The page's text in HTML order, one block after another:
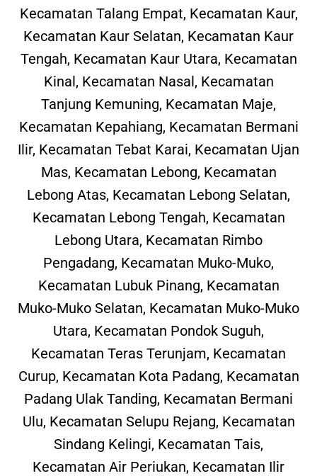
Kecamatan Talang Empat, Kecamatan Kaur,
Kecamatan Kaur Selatan, Kecamatan Kaur
Tengah, Kecamatan Kaur Utara, Kecamatan
Kinal, Kecamatan Nasal, Kecamatan
Tanjung Kemuning, Kecamatan Maje,
Kecamatan Kepahiang, Kecamatan Bermani
Ilir, Kecamatan Tebat Karai, Kecamatan Ujan
Mas, Kecamatan Lebong, Kecamatan
Lebong Atas, Kecamatan Lebong Selatan,
Kecamatan Lebong Tengah, Kecamatan
Lebong Utara, Kecamatan Rimbo
Pengadang, Kecamatan Muko-Muko,
Kecamatan Lubuk Pinang, Kecamatan
Muko-Muko Selatan, Kecamatan Muko-Muko
Utara, Kecamatan Pondok Suguh,
Kecamatan Teras Terunjam, Kecamatan
Curup, Kecamatan Kota Padang, Kecamatan
Padang Ulak Tanding, Kecamatan Bermani
Ulu, Kecamatan Selupu Rejang, Kecamatan
Sindang Kelingi, Kecamatan Tais,
Kecamatan Air Periukan, Kecamatan Ilir